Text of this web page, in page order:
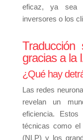
eficaz, ya sea
inversores o los
Traducción
gracias a la
¿Qué hay
Las redes
revelan un
eficiencia.
técnicas como el
(NLP) y los